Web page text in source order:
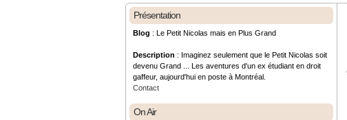
Présentation
Blog : Le Petit Nicolas mais en Plus Grand
Description : Imaginez seulement que le Petit Nicolas soit
devenu Grand ... Les aventures d'un ex étudiant en droit
gaffeur, aujourd'hui en poste à Montréal.
Contact
On Air